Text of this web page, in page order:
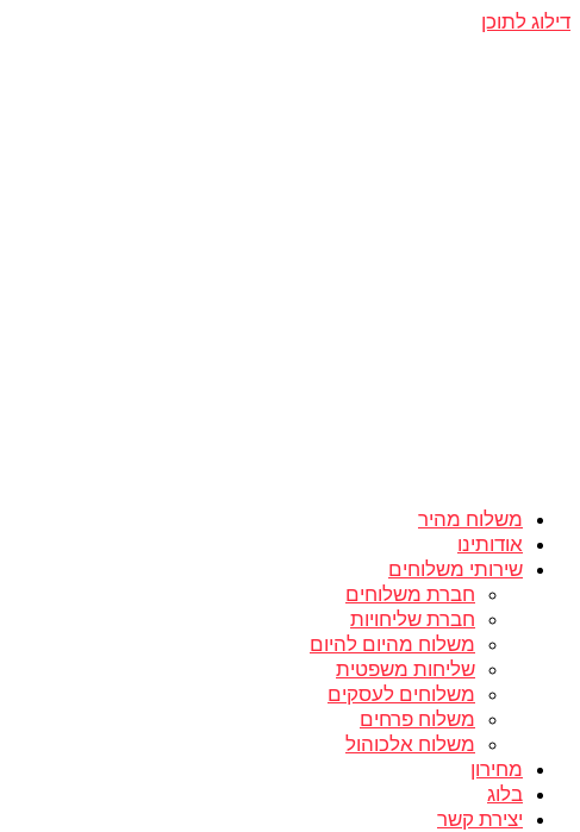
דילוג לתוכן
משלוח מהיר
אודותינו
שירותי משלוחים
חברת משלוחים
חברת שליחויות
משלוח מהיום להיום
שליחות משפטית
משלוחים לעסקים
משלוח פרחים
משלוח אלכוהול
מחירון
בלוג
יצירת קשר